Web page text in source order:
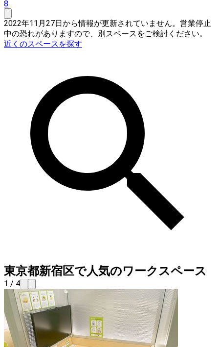
8
2022年11月27日から情報が更新されていません。営業停止
中の恐れがありますので、別スペースをご検討ください。
近くのスペースを探す
東京都新宿区で人気のワークスペース
1 / 4